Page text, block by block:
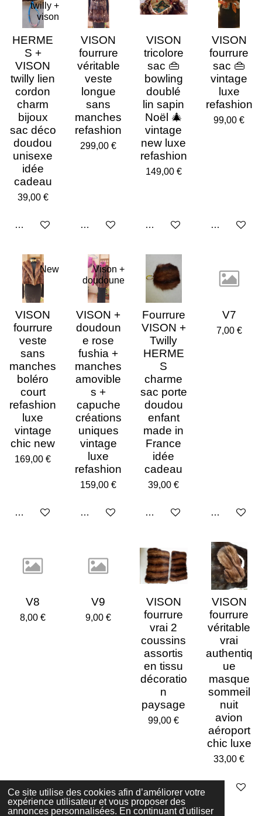
Ce site utilise des cookies afin d’améliorer votre
expérience utilisateur et vous proposer des
annonces personnalisées. En continuant d'utiliser
twilly +
vison
HERME
S +
VISON
twilly lien
cordon
charm
bijoux
sac déco
doudou
unisexe
idée
cadeau
39,00 €
Ajouter au panier
VISON
fourrure
véritable
veste
longue
sans
manches
refashion
299,00 €
Ajouter au panier
VISON
tricolore
sac 👜
bowling
doublé
lin sapin
Noël 🎄
vintage
new luxe
refashion
149,00 €
Ajouter au panier
VISON
fourrure
sac 👜
vintage
luxe
refashion
99,00 €
Ajouter au
New
VISON
fourrure
veste
sans
manches
boléro
court
refashion
luxe
vintage
chic new
169,00 €
Ajouter au panier
Vison +
doudoune
VISON +
doudoun
e rose
fushia +
manches
amovible
s +
capuche
créations
uniques
vintage
luxe
refashion
159,00 €
Ajouter au panier
Fourrure
VISON +
Twilly
HERME
S
charme
sac porte
doudou
enfant
made in
France
idée
cadeau
39,00 €
Ajouter au panier
V7
7,00 €
Ajouter au
V8
8,00 €
Ajouter au panier
V9
9,00 €
Ajouter au panier
VISON
fourrure
vrai 2
coussins
assortis
en tissu
décoratio
n
paysage
99,00 €
Ajouter au panier
VISON
fourrure
véritable
vrai
authentiq
ue
masque
sommeil
nuit
avion
aéroport
chic luxe
33,00 €
Ajouter au
© 2023 - 2026 Vintage Luxe ReFashion